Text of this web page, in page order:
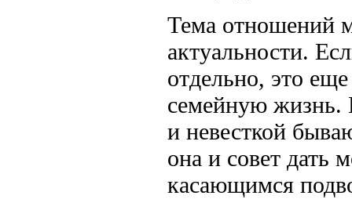
Тема отношений
актуальности.
отдельно, это
семейную жизнь.
и невесткой
она и совет дать
касающимся